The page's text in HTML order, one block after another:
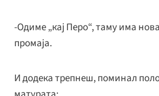
-Одиме „кај Перо“, таму има
промаја.
И додека трепнеш, поминал